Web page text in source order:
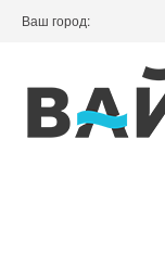
Ваш город: